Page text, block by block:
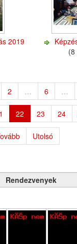
2019
(8
2 … 6 …
22 23 24
Utolsó
Rendezvenyek